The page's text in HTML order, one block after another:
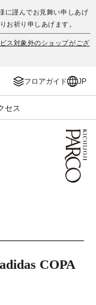
に謹んでお見舞い申しあげ
お祈り申しあげます。
ス対象外のショップがござ
フロアガイド JP
セス
COPA